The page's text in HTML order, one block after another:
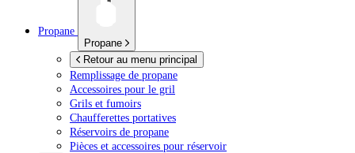
Propane
Propane
Retour au menu principal
Remplissage de propane
Accessoires pour le gril
Grils et fumoirs
Chaufferettes portatives
Réservoirs de propane
Pièces et accessoires pour réservoir